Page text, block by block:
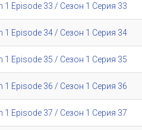
1 Episode 33 / Сезон 1 Серия 33
1 Episode 34 / Сезон 1 Серия 34
1 Episode 35 / Сезон 1 Серия 35
1 Episode 36 / Сезон 1 Серия 36
1 Episode 37 / Сезон 1 Серия 37